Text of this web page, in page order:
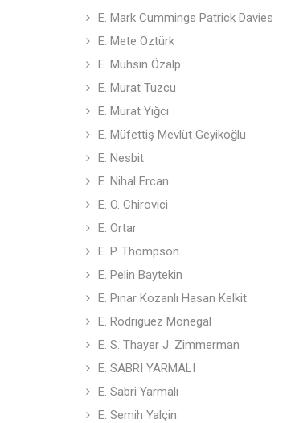
E. Mark Cummings Patrick Davies
E. Mete Öztürk
E. Muhsin Özalp
E. Murat Tuzcu
E. Murat Yığcı
E. Müfettiş Mevlüt Geyikoğlu
E. Nesbit
E. Nihal Ercan
E. O. Chirovici
E. Ortar
E. P. Thompson
E. Pelin Baytekin
E. Pınar Kozanlı Hasan Kelkit
E. Rodriguez Monegal
E. S. Thayer J. Zimmerman
E. SABRI YARMALI
E. Sabri Yarmalı
E. Semih Yalçin